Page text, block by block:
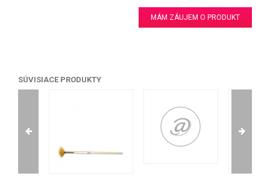
MÁM ZÁUJEM O PRODUKT
SÚVISIACE PRODUKTY